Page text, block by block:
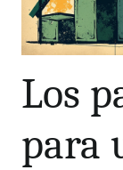
Los
para